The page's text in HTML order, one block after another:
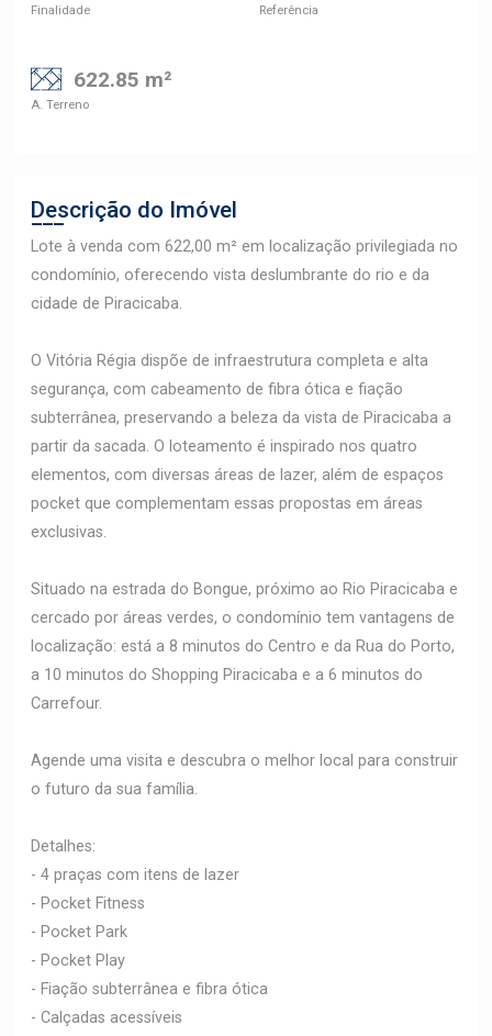
Finalidade Referência
622.85 m²
A. Terreno
Descrição do Imóvel
Lote à venda com 622,00 m² em localização privilegiada no
condomínio, oferecendo vista deslumbrante do rio e da
cidade de Piracicaba.
O Vitória Régia dispõe de infraestrutura completa e alta
segurança, com cabeamento de fibra ótica e fiação
subterrânea, preservando a beleza da vista de Piracicaba a
partir da sacada. O loteamento é inspirado nos quatro
elementos, com diversas áreas de lazer, além de espaços
pocket que complementam essas propostas em áreas
exclusivas.
Situado na estrada do Bongue, próximo ao Rio Piracicaba e
cercado por áreas verdes, o condomínio tem vantagens de
localização: está a 8 minutos do Centro e da Rua do Porto,
a 10 minutos do Shopping Piracicaba e a 6 minutos do
Carrefour.
Agende uma visita e descubra o melhor local para construir
o futuro da sua família.
Detalhes:
- 4 praças com itens de lazer
- Pocket Fitness
- Pocket Park
- Pocket Play
- Fiação subterrânea e fibra ótica
- Calçadas acessíveis